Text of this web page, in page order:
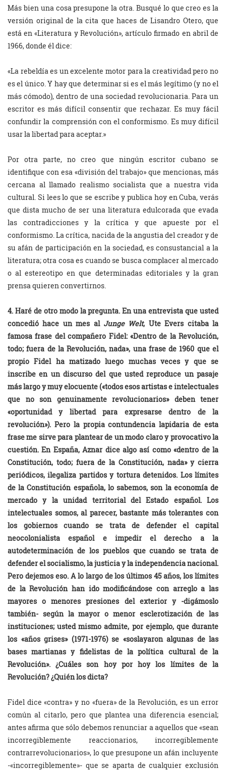
Más bien una cosa presupone la otra. Busqué lo que creo es la
versión original de la cita que haces de Lisandro Otero, que
está en «Literatura y Revolución», artículo firmado en abril de
1966, donde él dice:
«La rebeldía es un excelente motor para la creatividad pero no
es el único. Y hay que determinar si es el más legítimo (y no el
más cómodo), dentro de una sociedad revolucionaria. Para un
escritor es más difícil consentir que rechazar. Es muy fácil
confundir la comprensión con el conformismo. Es muy difícil
usar la libertad para aceptar.»
Por otra parte, no creo que ningún escritor cubano se
identifique con esa «división del trabajo» que mencionas, más
cercana al llamado realismo socialista que a nuestra vida
cultural. Si lees lo que se escribe y publica hoy en Cuba, verás
que dista mucho de ser una literatura edulcorada que evada
las contradicciones y la crítica y que apueste por el
conformismo. La crítica, nacida de la angustia del creador y de
su afán de participación en la sociedad, es consustancial a la
literatura; otra cosa es cuando se busca complacer al mercado
o al estereotipo en que determinadas editoriales y la gran
prensa quieren convertirnos.
4. Haré de otro modo la pregunta. En una entrevista que usted
concedió hace un mes al Junge Welt, Ute Evers citaba la
famosa frase del compañero Fidel: «Dentro de la Revolución,
todo; fuera de la Revolución, nada», una frase de 1960 que el
propio Fidel ha matizado luego muchas veces y que se
inscribe en un discurso del que usted reproduce un pasaje
más largo y muy elocuente («todos esos artistas e intelectuales
que no son genuinamente revolucionarios» deben tener
«oportunidad y libertad para expresarse dentro de la
revolución»). Pero la propia contundencia lapidaria de esta
frase me sirve para plantear de un modo claro y provocativo la
cuestión. En España, Aznar dice algo así como «dentro de la
Constitución, todo; fuera de la Constitución, nada» y cierra
periódicos, ilegaliza partidos y tortura detenidos. Los límites
de la Constitución española, lo sabemos, son la economía de
mercado y la unidad territorial del Estado español. Los
intelectuales somos, al parecer, bastante más tolerantes con
los gobiernos cuando se trata de defender el capital
neocolonialista español e impedir el derecho a la
autodeterminación de los pueblos que cuando se trata de
defender el socialismo, la justicia y la independencia nacional.
Pero dejemos eso. A lo largo de los últimos 45 años, los límites
de la Revolución han ido modificándose con arreglo a las
mayores o menores presiones del exterior y -digámoslo
también- según la mayor o menor esclerotización de las
instituciones; usted mismo admite, por ejemplo, que durante
los «años grises» (1971-1976) se «soslayaron algunas de las
bases martianas y fidelistas de la política cultural de la
Revolución». ¿Cuáles son hoy por hoy los límites de la
Revolución? ¿Quién los dicta?
Fidel dice «contra» y no «fuera» de la Revolución, es un error
común al citarlo, pero que plantea una diferencia esencial;
antes afirma que sólo debemos renunciar a aquellos que «sean
incorregiblemente reaccionarios, incorregiblemente
contrarrevolucionarios», lo que presupone un afán incluyente
-«incorregiblemente»- que se aparta de cualquier exclusión